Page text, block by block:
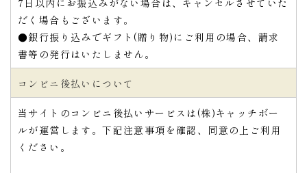
だく場合もございます。
●銀行振り込みでギフト(贈り物)にご利用の場合、請求
書等の発行はいたしません。
コンビニ後払いについて
当サイトのコンビニ後払いサービスは(株)キャッチボー
ルが運営します。下記注意事項を確認、同意の上ご利用
ください。